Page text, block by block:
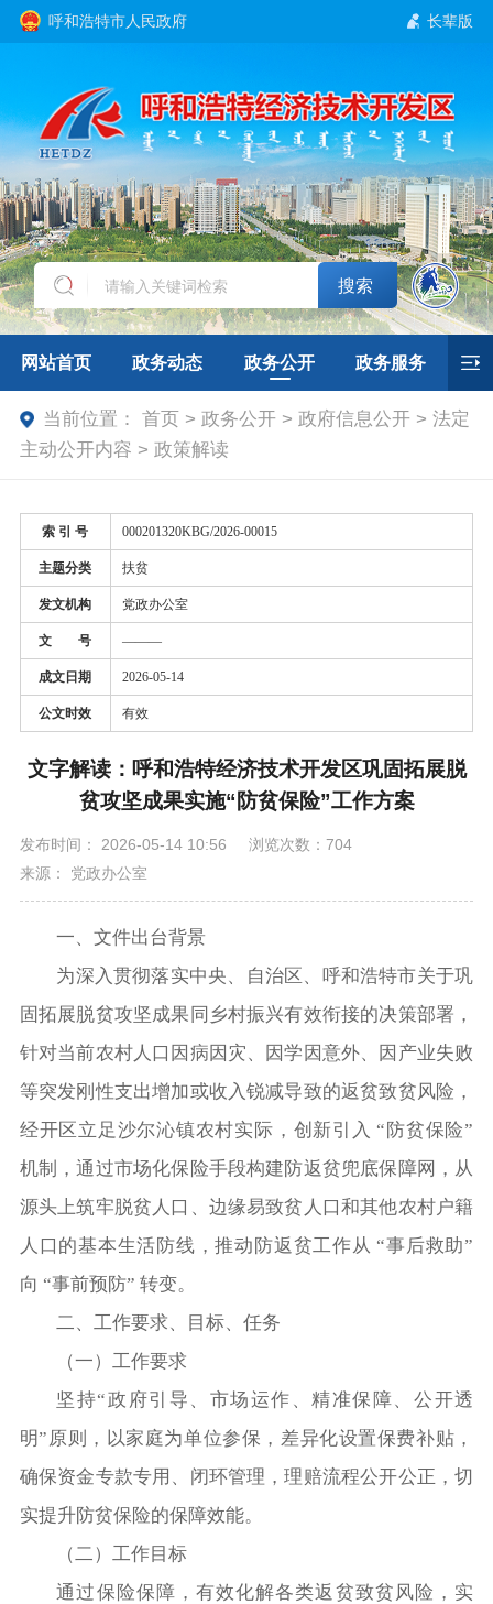
呼和浩特市人民政府 长辈版
搜索
网站首页 政务动态 政务公开 政务服务
互动交流 招商引资 专题专栏
当前位置：
首页 > 政务公开 > 政府信息公开 > 法定
主动公开内容 > 政策解读
索 引 号 000201320KBG/2026-00015
主题分类 扶贫
发文机构 党政办公室
文 号 ———
成文日期 2026-05-14
公文时效 有效
文字解读：呼和浩特经济技术开发区巩固拓展脱
贫攻坚成果实施“防贫保险”工作方案
发布时间： 2026-05-14 10:56 浏览次数：704
来源： 党政办公室
一、文件出台背景
为深入贯彻落实中央、自治区、呼和浩特市关于巩
固拓展脱贫攻坚成果同乡村振兴有效衔接的决策部署，
针对当前农村人口因病因灾、因学因意外、因产业失败
等突发刚性支出增加或收入锐减导致的返贫致贫风险，
经开区立足沙尔沁镇农村实际，创新引入 “防贫保险”
机制，通过市场化保险手段构建防返贫兜底保障网，从
源头上筑牢脱贫人口、边缘易致贫人口和其他农村户籍
人口的基本生活防线，推动防返贫工作从 “事后救助”
向 “事前预防” 转变。
二、工作要求、目标、任务
（一）工作要求
坚持“政府引导、市场运作、精准保障、公开透
明”原则，以家庭为单位参保，差异化设置保费补贴，
确保资金专款专用、闭环管理，理赔流程公开公正，切
实提升防贫保险的保障效能。
（二）工作目标
通过保险保障，有效化解各类返贫致贫风险，实